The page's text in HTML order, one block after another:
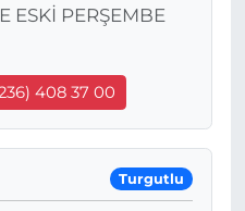
ESKİ PERŞEMBE
408 37 00
Turgutlu